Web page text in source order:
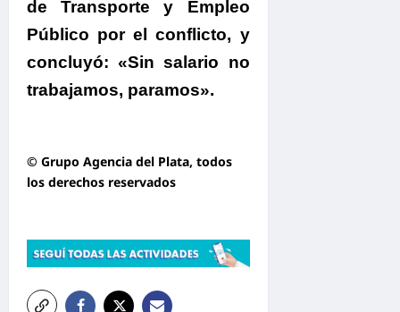
de Transporte y Empleo
Público por el conflicto, y
concluyó:«Sin salario no
trabajamos, paramos».
© Grupo Agencia del Plata, todos
los derechos reservados